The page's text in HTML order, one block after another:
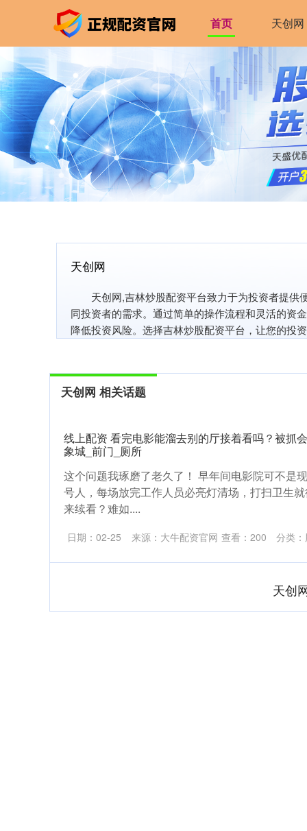
首页 天创网
天创网
天创网,吉林炒股配资平台致力于为投资者提
同投资者的需求。通过简单的操作流程和灵活的资
降低投资风险。选择吉林炒股配资平台，让您的投
天创网 相关话题
线上配资 看完电影能溜去别的厅接着看吗？被抓
象城_前门_厕所
这个问题我琢磨了老久了！ 早年间电影院可不
号人，每场放完工作人员必亮灯清场，打扫卫生
来续看？难如....
日期：02-25 来源：大牛配资官网 查看： 200 分类：
天创